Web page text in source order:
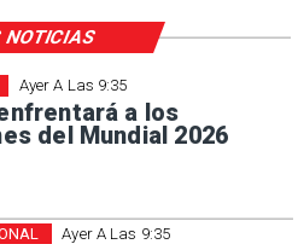
Ayer A Las 9:35
a los
del Mundial 2026
Ayer A Las 9:35
NOTICIAS